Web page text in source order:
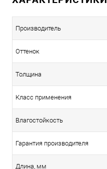
Производитель
Оттенок
Толщина
Класс применения
Влагостойкость
Гарантия производителя
Длина, мм